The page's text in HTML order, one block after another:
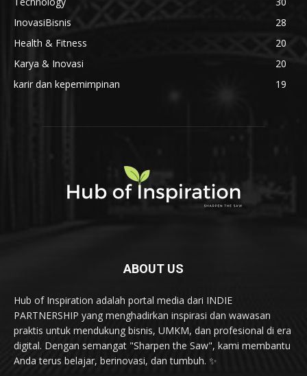
InovasiBisnis
28
Health & Fitness
20
Karya & Inovasi
20
karir dan kepemimpinan
19
ABOUT US
Hub of Inspiration adalah portal media dari INDIE
PARTNERSHIP yang menghadirkan inspirasi dan wawasan
praktis untuk mendukung bisnis, UMKM, dan profesional di era
digital. Dengan semangat "Sharpen the Saw", kami membantu
Anda terus belajar, berinovasi, dan tumbuh. ✨